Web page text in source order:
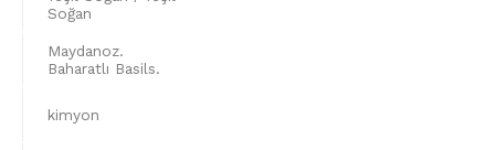
Soğan
Maydanoz.
Baharatlı Basils.
kimyon